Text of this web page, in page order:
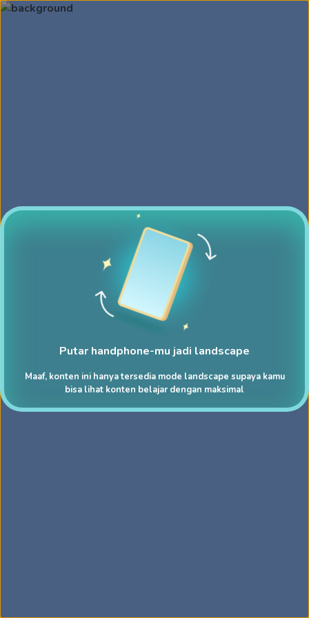
Putar handphone-mu jadi landscape
Maaf, konten ini hanya tersedia mode landscape supaya kamu
bisa lihat konten belajar dengan maksimal